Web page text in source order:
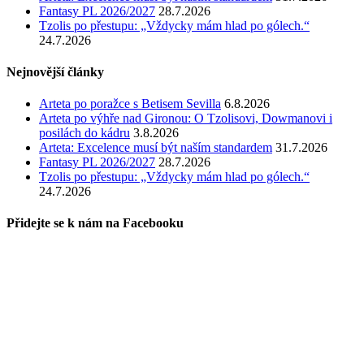
Fantasy PL 2026/2027 28.7.2026
Tzolis po přestupu: „Vždycky mám hlad po gólech.“
24.7.2026
Nejnovější články
Arteta po poražce s Betisem Sevilla 6.8.2026
Arteta po výhře nad Gironou: O Tzolisovi, Dowmanovi i
posilách do kádru 3.8.2026
Arteta: Excelence musí být naším standardem 31.7.2026
Fantasy PL 2026/2027 28.7.2026
Tzolis po přestupu: „Vždycky mám hlad po gólech.“
24.7.2026
Přidejte se k nám na Facebooku